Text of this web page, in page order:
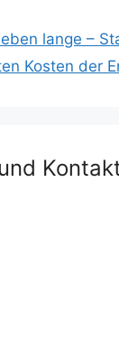
lo
o
m
at
s
le
n
lange –
Kosten der